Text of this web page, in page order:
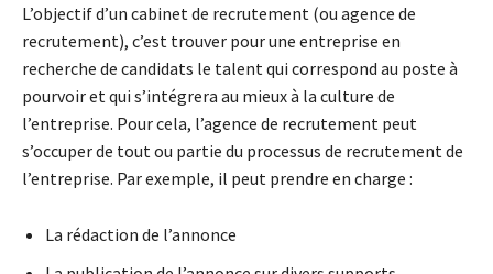
L’objectif d’un cabinet de recrutement (ou agence de
recrutement), c’est trouver pour une entreprise en
recherche de candidats le talent qui correspond au poste à
pourvoir et qui s’intégrera au mieux à la culture de
l’entreprise. Pour cela, l’agence de recrutement peut
s’occuper de tout ou partie du processus de recrutement de
l’entreprise. Par exemple, il peut prendre en charge :
La rédaction de l’annonce